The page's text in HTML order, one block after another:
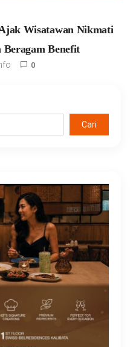
Wisatawan Nikmati
Beragam Benefit
0
Cari